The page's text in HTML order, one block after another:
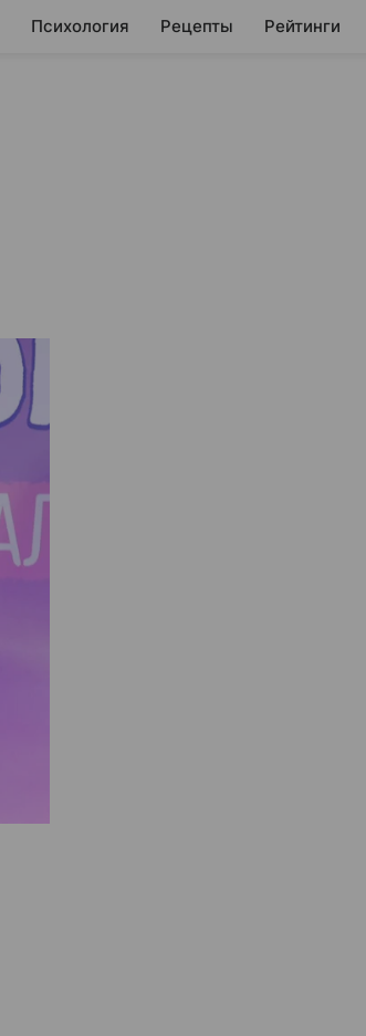
Психология Рецепты Рейтинги